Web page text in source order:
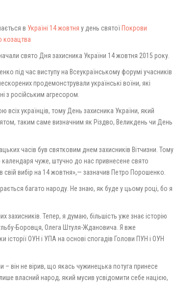
в Україні 14 жовтня у день святоїПокрови
козацтва
свято Дня захисника України 14 жовтня 2015 року.
під час виступу на Всеукраїнському форумі учасників
продемонстрували українські воїни, які
з російським агресором.
всіх українців, тому День захисника України, який
таким саме визначним як Різдво, Великдень чи День
часів був святковим днем захисників Вітчизни. Тому
чуже, штучно до нас привнесене свято
свій вибір на 14 жовтня»,— зазначив Петро Порошенко.
багато народу. Не знаю, як буде у цьому році, бо я
захисників. Тепер, я думаю, більшість уже знає історію
Боровця, Олега Штуля-Ждановича. Я вже
ОУН і УПА на основі спогадів Голови ПУН і ОУН
– він не вірив, що якась чужинецька потуга принесе
власний народ, який мусив усвідомити себе нацією,